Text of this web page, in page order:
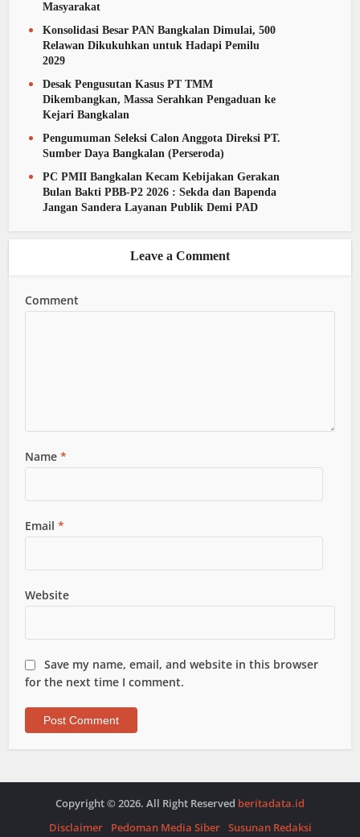
Masyarakat
Konsolidasi Besar PAN Bangkalan Dimulai, 500
Relawan Dikukuhkan untuk Hadapi Pemilu
2029
Desak Pengusutan Kasus PT TMM
Dikembangkan, Massa Serahkan Pengaduan ke
Kejari Bangkalan
Pengumuman Seleksi Calon Anggota Direksi PT.
Sumber Daya Bangkalan (Perseroda)
PC PMII Bangkalan Kecam Kebijakan Gerakan
Bulan Bakti PBB-P2 2026 : Sekda dan Bapenda
Jangan Sandera Layanan Publik Demi PAD
Leave a Comment
Comment
Name*
Email*
Website
Save my name, email, and website in this browser
for the next time I comment.
Copyright © 2026. All Right Reserved beritadata.id
Disclaimer
Pedoman Media Siber Susunan Redaksi